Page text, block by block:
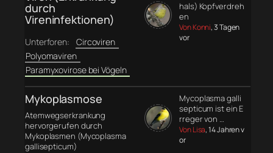
durch
Vireninfektionen)
Unterforen:
Circoviren
Polyomaviren
Paramyxovirose bei Vögeln
hals) Kopfverdreh
en
Von Konni, 3 Tagen
vor
Mykoplasmose
Atemwegserkrankung
hervorgerufen durch
Mykoplasmen (Mycoplasma
gallisepticum)
Mycoplasma galli
septicum ist ein E
rreger von …
Von Lisa, 14 Jahren v
or